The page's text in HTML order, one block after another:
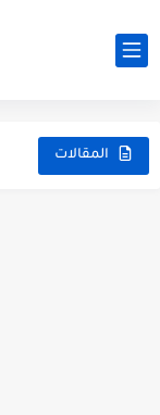
المقالات